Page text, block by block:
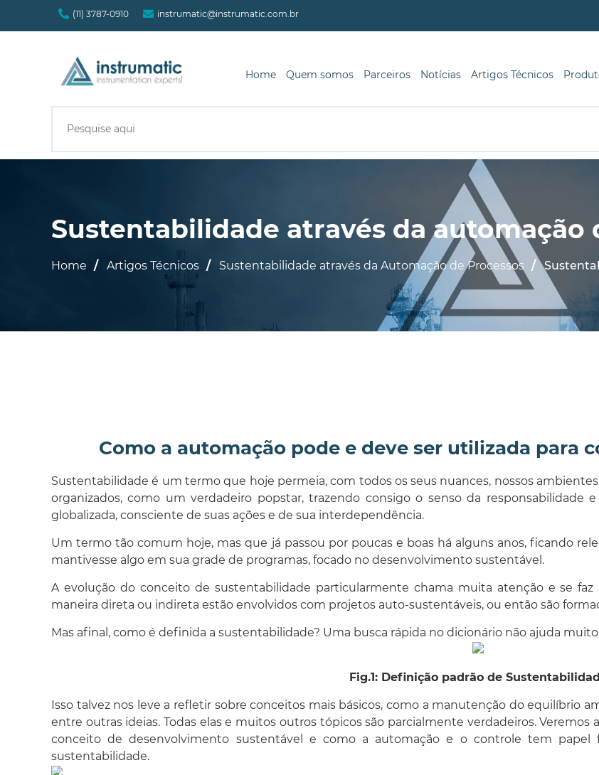
(11) 3787-0910 instrumatic@instrumatic.com.br
Home Quem somos Parceiros Notícias Artigos Técnicos
Sustentabilidade através da automação
Home Artigos Técnicos Sustentabilidade através da Automação de Processos
Como a automação pode e deve ser utilizada para
Sustentabilidade é um termo que hoje permeia, com todos os seus nuances, nossos
organizados, como um verdadeiro popstar, trazendo consigo o senso da
globalizada, consciente de suas ações e de sua interdependência.
Um termo tão comum hoje, mas que já passou por poucas e boas há alguns anos, ficando
mantivesse algo em sua grade de programas, focado no desenvolvimento sustentável.
A evolução do conceito de sustentabilidade particularmente chama muita atenção e se
maneira direta ou indireta estão envolvidos com projetos auto-sustentáveis, ou então são
Mas afinal, como é definida a sustentabilidade? Uma busca rápida no dicionário não ajuda
Fig.1: Definição padrão de
Isso talvez nos leve a refletir sobre conceitos mais básicos, como a manutenção do equilíbrio
entre outras ideias. Todas elas e muitos outros tópicos são parcialmente verdadeiros.
conceito de desenvolvimento sustentável e como a automação e o controle tem
sustentabilidade.